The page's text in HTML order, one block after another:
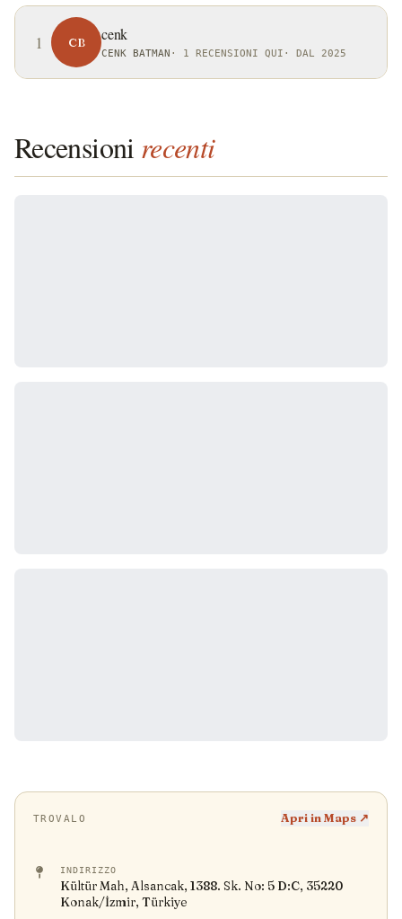
1 CB cenk
CENK BATMAN · 1 RECENSIONI QUI · DAL 2025
Recensioni recenti
TROVALO Apri in Maps ↗
INDIRIZZO
Kültür Mah, Alsancak, 1388. Sk. No: 5 D:C, 35220
Konak/İzmir, Türkiye